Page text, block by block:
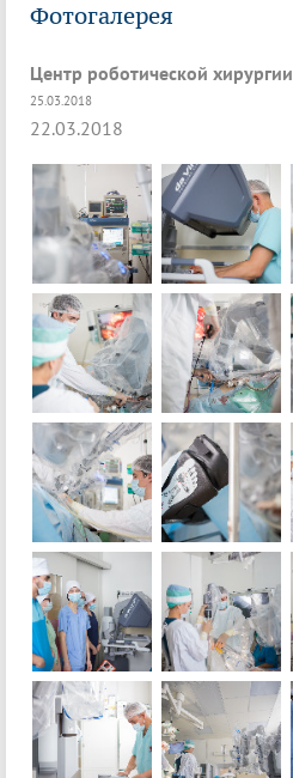
Фотогалерея
Центр роботической хирургии
25.03.2018
22.03.2018